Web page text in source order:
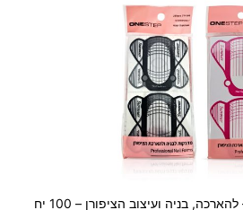
בניה ועיצוב הציפורן – 100 יח